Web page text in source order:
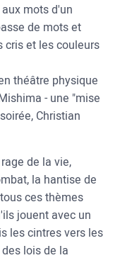
mots d'un
de mots et
cris et les couleurs
théâtre physique
- une "mise
Christian
de la vie,
la hantise de
ces thèmes
jouent avec un
les cintres vers les
lois de la